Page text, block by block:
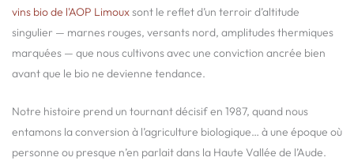
vins bio de l'AOP Limouxsont le reflet d’un terroir d’altitude
singulier — marnes rouges, versants nord, amplitudes thermiques
marquées — que nous cultivons avec une conviction ancrée bien
avant que le bio ne devienne tendance.
Notre histoire prend un tournant décisif en 1987, quand nous
entamons la conversion à l’agriculture biologique… à une époque où
personne ou presque n’en parlait dans la Haute Vallée de l’Aude.